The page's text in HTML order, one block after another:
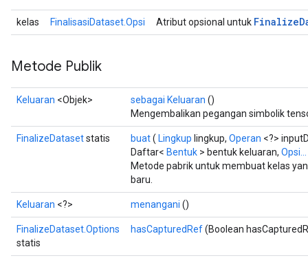
kelas FinalisasiDataset.Opsi Atribut opsional untuk Finalize
Metode Publik
Keluaran <Objek> sebagai Keluaran ()
Mengembalikan pegangan simbolik
FinalizeDatasetstatis buat( Lingkup lingkup, Operan <?>
Daftar< Bentuk > bentuk keluaran, Opsi...
Metode pabrik untuk membuat kelas
baru.
Keluaran <?> menangani ()
FinalizeDataset.Options
statis
hasCapturedRef(Boolean